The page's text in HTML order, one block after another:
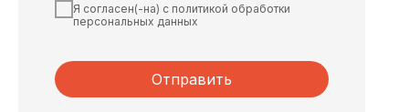
Я согласен(-на) с политикой обработки
персональных данных
Отправить